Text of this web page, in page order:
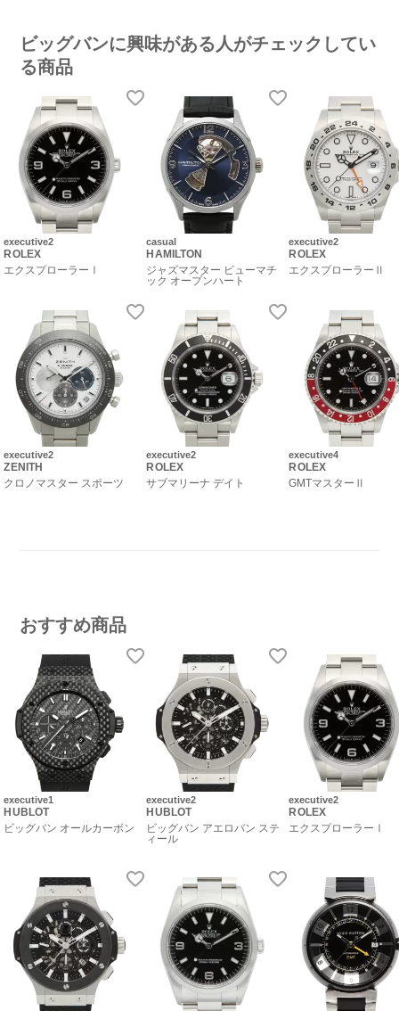
ビッグバンに興味がある人がチェックしてい
る商品
executive2
ROLEX
エクスプローラーⅠ
executive2
ZENITH
クロノマスター スポーツ
casual
HAMILTON
ジャズマスター ビューマチ
ック オープンハート
executive2
ROLEX
サブマリーナ デイト
executive2
ROLEX
エクスプローラーⅡ
executive4
ROLEX
GMTマスターⅡ
おすすめ商品
executive1
HUBLOT
ビッグバン オールカーボン
executive2
HUBLOT
ビッグバン アエロバン ステ
ィール
executive2
ROLEX
エクスプローラーⅠ